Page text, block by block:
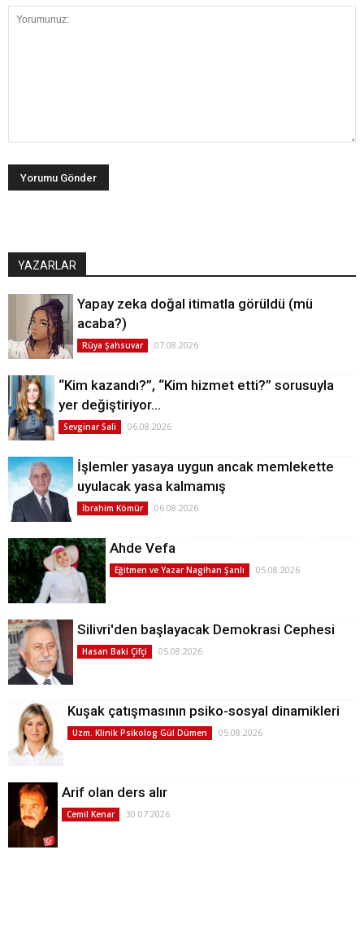
YAZARLAR
Yapay zeka doğal itimatla görüldü (mü
acaba?)
Rüya Şahsuvar 07.08.2026
“Kim kazandı?”, “Kim hizmet etti?” sorusuyla
yer değiştiriyor…
Sevginar Sali 06.08.2026
İşlemler yasaya uygun ancak memlekette
uyulacak yasa kalmamış
İbrahim Kömür 06.08.2026
Ahde Vefa
Eğitmen ve Yazar Nagihan Şanlı 05.08.2026
Silivri'den başlayacak Demokrasi Cephesi
Hasan Baki Çifçi 05.08.2026
Kuşak çatışmasının psiko-sosyal dinamikleri
Uzm. Klinik Psikolog Gül Dümen 05.08.2026
Arif olan ders alır
Cemil Kenar 30.07.2026